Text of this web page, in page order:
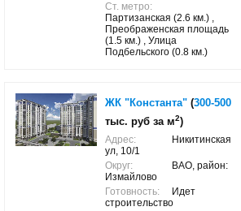
Ст. метро:
Партизанская (2.6 км.) ,
Преображенская площадь
(1.5 км.) , Улица
Подбельского (0.8 км.)
ЖК "Константа" (300-500
тыс. руб за м2)
Адрес:
Никитинская
ул, 10/1
Округ:
ВАО, район:
Измайлово
Готовность:
Идет
строительство